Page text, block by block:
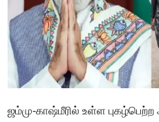
ஜம்மு-காஷ்மீரில் உள்ள